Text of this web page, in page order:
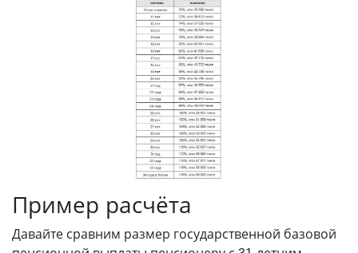
Пример расчёта
Давайте сравним размер государственной базовой